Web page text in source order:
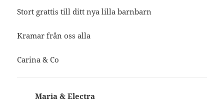
Stort grattis till ditt nya lilla barnbarn
Kramar från oss alla
Carina & Co
Maria & Electra